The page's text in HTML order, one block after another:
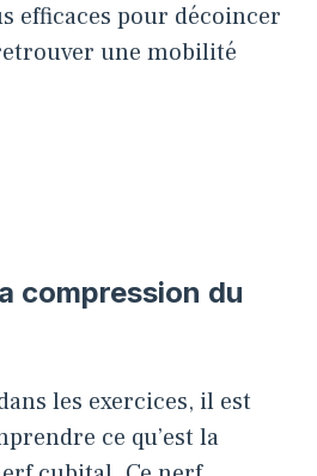
efficaces pour décoincer
une mobilité
compression du
les exercices, il est
ce qu’est la